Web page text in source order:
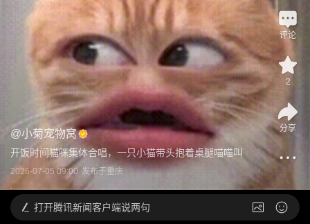
@小菊宠物窝
开饭时间猫咪集体合唱，一只小猫带头抱着桌腿喵喵叫
2026-07-05 09:00 发布于重庆
评论
2
分享
打开腾讯新闻客户端说两句